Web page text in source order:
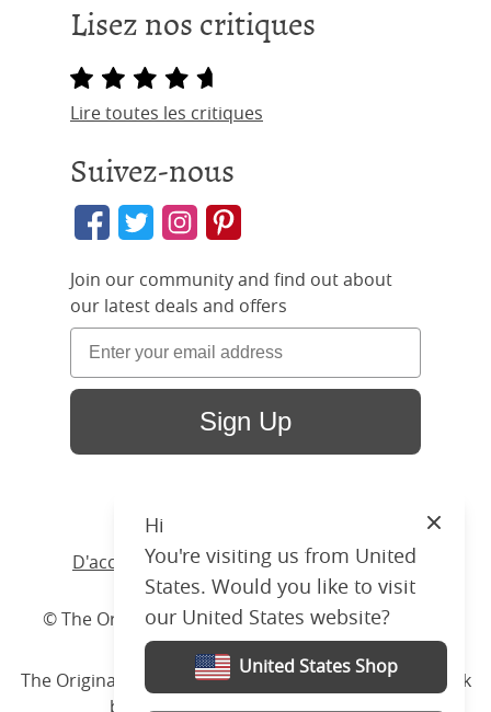
Lisez nos critiques
Lire toutes les critiques
Suivez-nous
Join our community and find out about
our latest deals and offers
Sign Up
D'accueil / Produits /Lit/Fer Forge/ Carie
© The Original Bedstead Co. (2026) Company No.
03662796 VAT No. 726 3896 02
The Original Bed Co.
is rated4.8stars by Reviews.co.uk
based on2274merchant reviews
Hi
You're visiting us from United
States. Would you like to visit
our United States website?
United States Shop
Close